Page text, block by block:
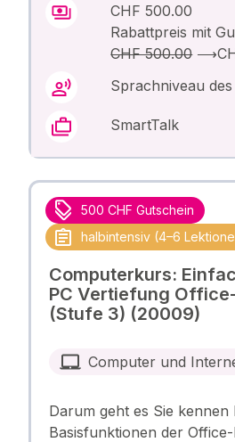
CHF 500.00
Rabattpreis mit
CHF 500.00⟶
Sprachniveau
SmartTalk
500 CHF Gutschein
halbintensiv (4–6
Computerkurs:
PC Vertiefung
(Stufe 3) (20009)
Computer und
Darum geht es Sie kennen
Basisfunktionen der